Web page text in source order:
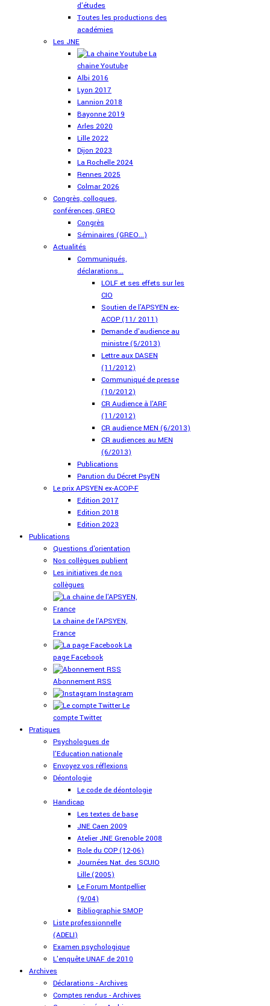
d'études
Toutes les productions des
académies
Les JNE
La
chaine Youtube
Albi 2016
Lyon 2017
Lannion 2018
Bayonne 2019
Arles 2020
Lille 2022
Dijon 2023
La Rochelle 2024
Rennes 2025
Colmar 2026
Congrès, colloques,
conférences, GREO
Congrès
Séminaires (GREO...)
Actualités
Communiqués,
déclarations...
LOLF et ses effets sur les
CIO
Soutien de l'APSYEN ex-
ACOP (11/ 2011)
Demande d'audience au
ministre (5/2013)
Lettre aux DASEN
(11/2012)
Communiqué de presse
(10/2012)
CR Audience à l'ARF
(11/2012)
CR audience MEN (6/2013)
CR audiences au MEN
(6/2013)
Publications
Parution du Décret PsyEN
Le prix APSYEN ex-ACOP-F
Edition 2017
Edition 2018
Edition 2023
Publications
Questions d'orientation
Nos collègues publient
Les initiatives de nos
collègues
La chaine de l'APSYEN,
France
La
page Facebook
Abonnement RSS
Instagram
Le
compte Twitter
Pratiques
Psychologues de
l'Education nationale
Envoyez vos réflexions
Déontologie
Le code de déontologie
Handicap
Les textes de base
JNE Caen 2009
Atelier JNE Grenoble 2008
Role du COP (12-06)
Journées Nat. des SCUIO
Lille (2005)
Le Forum Montpellier
(9/04)
Bibliographie SMOP
Liste professionnelle
(ADELI)
Examen psychologique
L'enquête UNAF de 2010
Archives
Déclarations - Archives
Comptes rendus - Archives